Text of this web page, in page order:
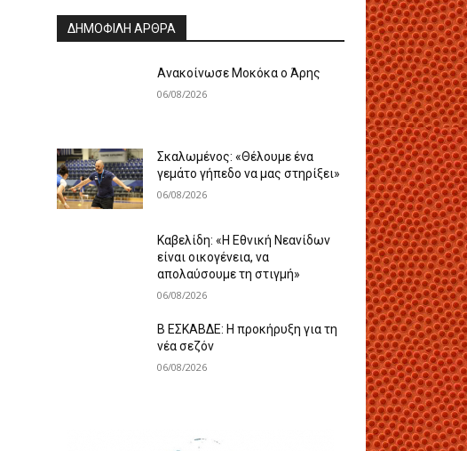
ΔΗΜΟΦΙΛΗ ΑΡΘΡΑ
Ανακοίνωσε Μοκόκα ο Άρης
06/08/2026
Σκαλωμένος: «Θέλουμε ένα
γεμάτο γήπεδο να μας στηρίξει»
06/08/2026
Καβελίδη: «Η Εθνική Νεανίδων
είναι οικογένεια, να
απολαύσουμε τη στιγμή»
06/08/2026
Β ΕΣΚΑΒΔΕ: Η προκήρυξη για τη
νέα σεζόν
06/08/2026